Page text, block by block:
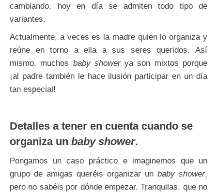
cambiando, hoy en día se admiten todo tipo de
variantes.
Actualmente, a veces es la madre quien lo organiza y
reúne en torno a ella a sus seres queridos. Así
mismo, muchos baby showerya son mixtos porque
¡al padre también le hace ilusión participar en un día
tan especial!
Detalles a tener en cuenta cuando se
organiza un baby shower.
Pongamos un caso práctico e imaginemos que un
grupo de amigas queréis organizar un baby shower,
pero no sabéis por dónde empezar. Tranquilas, que no